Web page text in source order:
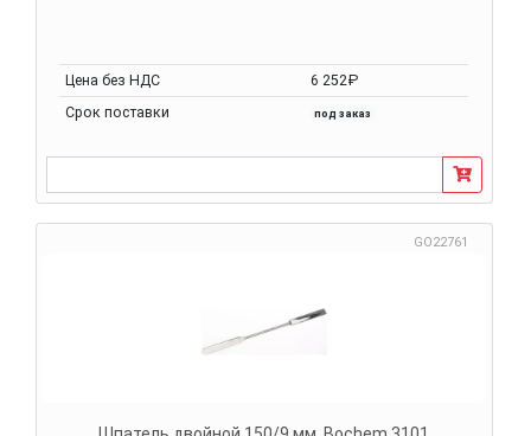
Цена без НДС
6 252₽
Срок поставки
под заказ
GO22761